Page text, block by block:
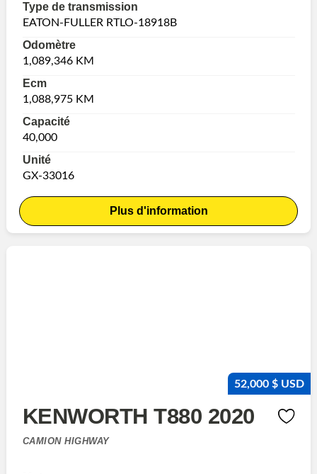
Type de transmission
EATON-FULLER RTLO-18918B
Odomètre
1,089,346 KM
Ecm
1,088,975 KM
Capacité
40,000
Unité
GX-33016
Plus d'information
52,000 $ USD
KENWORTH T880 2020
CAMION HIGHWAY